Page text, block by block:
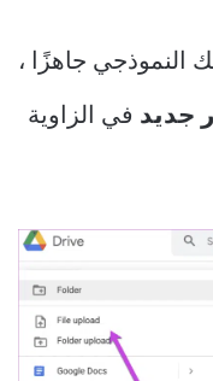
النموذجي جاهزًا ،
جديد في الزاوية